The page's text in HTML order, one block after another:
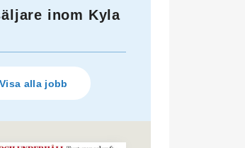
inom Kyla
Visa alla jobb